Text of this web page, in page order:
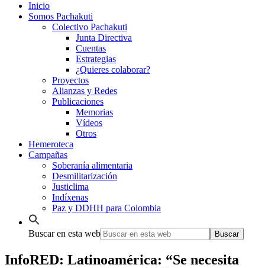
Inicio
Somos Pachakuti
Colectivo Pachakuti
Junta Directiva
Cuentas
Estrategias
¿Quieres colaborar?
Proyectos
Alianzas y Redes
Publicaciones
Memorias
Vídeos
Otros
Hemeroteca
Campañas
Soberanía alimentaria
Desmilitarización
Justiclima
Indíxenas
Paz y DDHH para Colombia
Buscar en esta web
InfoRED: Latinoamérica: “Se necesita